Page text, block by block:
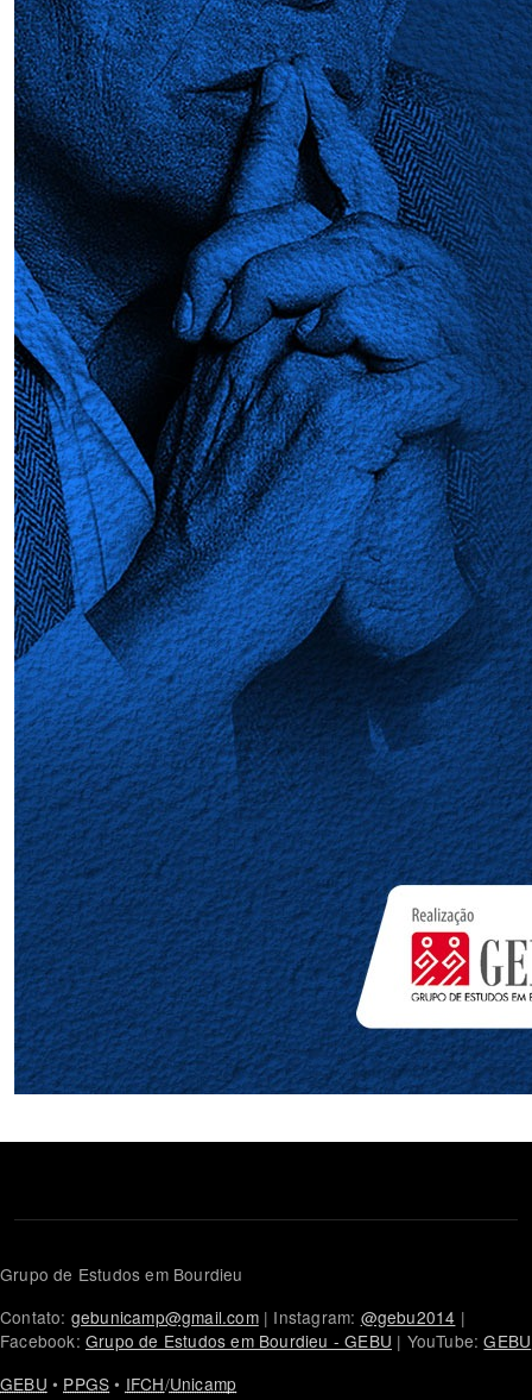
Grupo de Estudos em Bourdieu
Contato: gebunicamp@gmail.com| Instagram: @gebu2014 |
Facebook: Grupo de Estudos em Bourdieu - GEBU | YouTube:GEBU
GEBU • PPGS • IFCH/Unicamp